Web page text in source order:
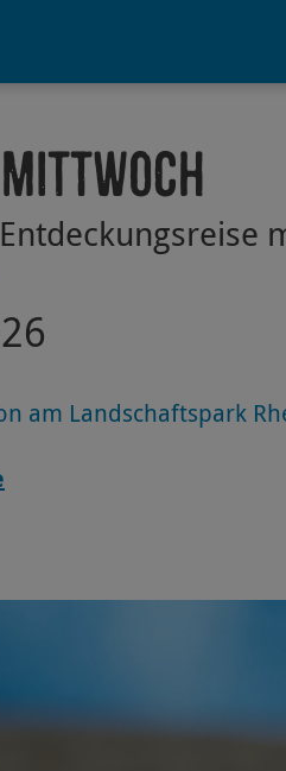
am Landschaftspark